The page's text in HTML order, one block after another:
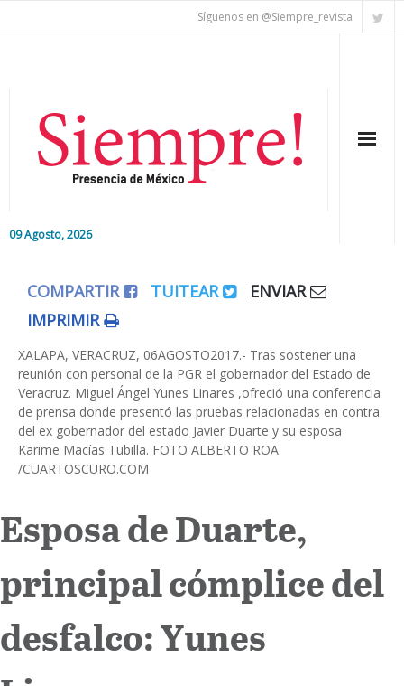
Síguenos en @Siempre_revista
09 Agosto, 2026
Editorial
Nacional
Colaboradores
Internacional
COMPARTIR TUITEAR
ENVIAR
IMPRIMIR
XALAPA, VERACRUZ, 06AGOSTO2017.- Tras sostener una
reunión con personal de la PGR el gobernador del Estado de
Veracruz. Miguel Ángel Yunes Linares ,ofreció una conferencia
de prensa donde presentó las pruebas relacionadas en contra
del ex gobernador del estado Javier Duarte y su esposa
Karime Macías Tubilla. FOTO ALBERTO ROA
/CUARTOSCURO.COM
Esposa de Duarte,
principal cómplice del
desfalco: Yunes